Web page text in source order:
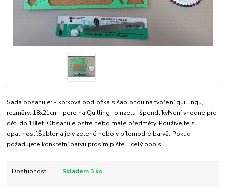
Sada obsahuje: - korková podložka s šablonou na tvoření quillingu,
rozměry: 18x21cm- pero na Quilling- pinzetu- špendlíkyNení vhodné pro
děti do 18let. Obsahuje ostré nebo malé předměty. Používejte s
opatrností.Šablona je v zelené nebo v bílomodré barvě. Pokud
požadujete konkrétní barvu prosím pište... celý popis
Dostupnost Skladem 3 ks